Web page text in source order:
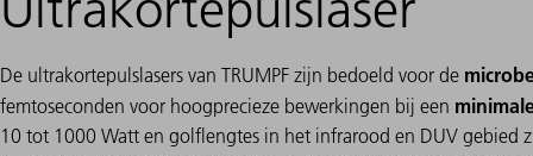
De ultrakortepulslasers van TRUMPF zijn bedoeld voor de
femtoseconden voor hoogprecieze bewerkingen bij een
10 tot 1000 Watt en golflengtes in het infrarood en DUV gebied